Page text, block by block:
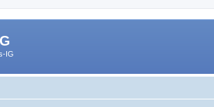
IG